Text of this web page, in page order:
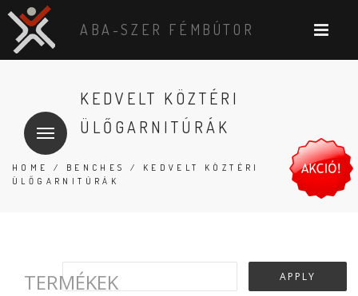
ABA-SZER FÉMBÚTOR
KEDVELT KÖZTÉRI
ÜLŐGARNITÚRÁK
HOME / BENCHES
/ KEDVELT KÖZTÉRI
ÜLŐGARNITÚRÁK
TERMÉKEK